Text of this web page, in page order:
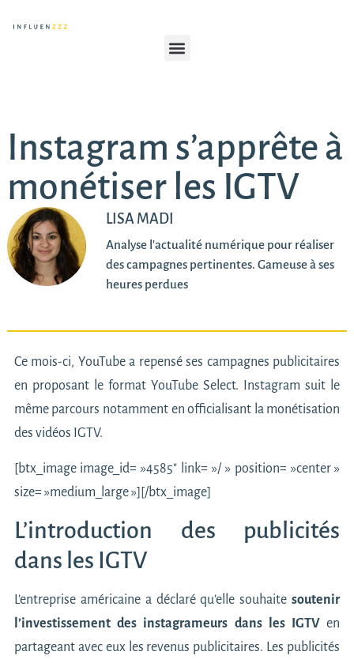
Instagram s’apprête à
monétiser les IGTV
LISA MADI
Analyse l'actualité numérique pour réaliser
des campagnes pertinentes. Gameuse à ses
heures perdues
Ce mois-ci, YouTube a repensé ses campagnes publicitaires
en proposant le format YouTube Select. Instagram suit le
même parcours notamment en officialisant la monétisation
des vidéos IGTV.
[btx_image image_id= »4585″ link= »/ » position= »center »
size= »medium_large »][/btx_image]
L’introduction des publicités
dans les IGTV
L’entreprise américaine a déclaré qu’elle souhaitesoutenir
l’investissement des instagrameurs dans les IGTV en
partageant avec eux les revenus publicitaires. Les publicités